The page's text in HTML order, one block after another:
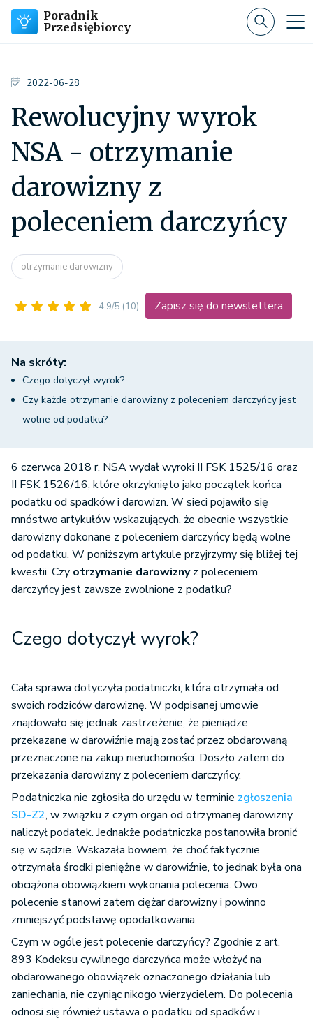
Poradnik
Przedsiębiorcy
2022-06-28
Rewolucyjny wyrok
NSA - otrzymanie
darowizny z
poleceniem darczyńcy
otrzymanie darowizny
4.9/5 (10) Zapisz się do newslettera
Na skróty:
Czego dotyczył wyrok?
Czy każde otrzymanie darowizny z poleceniem darczyńcy jest
wolne od podatku?
6 czerwca 2018 r. NSA wydał wyroki II FSK 1525/16 oraz
II FSK 1526/16, które okrzyknięto jako początek końca
podatku od spadków i darowizn. W sieci pojawiło się
mnóstwo artykułów wskazujących, że obecnie wszystkie
darowizny dokonane z poleceniem darczyńcy będą wolne
od podatku. W poniższym artykule przyjrzymy się bliżej tej
kwestii. Czy otrzymanie darowiznyz poleceniem
darczyńcy jest zawsze zwolnione z podatku?
Czego dotyczył wyrok?
Cała sprawa dotyczyła podatniczki, która otrzymała od
swoich rodziców darowiznę. W podpisanej umowie
znajdowało się jednak zastrzeżenie, że pieniądze
przekazane w darowiźnie mają zostać przez obdarowaną
przeznaczone na zakup nieruchomości. Doszło zatem do
przekazania darowizny z poleceniem darczyńcy.
Podatniczka nie zgłosiła do urzędu w terminie zgłoszenia
SD-Z2, w związku z czym organ od otrzymanej darowizny
naliczył podatek. Jednakże podatniczka postanowiła bronić
się w sądzie. Wskazała bowiem, że choć faktycznie
otrzymała środki pieniężne w darowiźnie, to jednak była ona
obciążona obowiązkiem wykonania polecenia. Owo
polecenie stanowi zatem ciężar darowizny i powinno
zmniejszyć podstawę opodatkowania.
Czym w ogóle jest polecenie darczyńcy? Zgodnie z art.
893 Kodeksu cywilnego darczyńca może włożyć na
obdarowanego obowiązek oznaczonego działania lub
zaniechania, nie czyniąc nikogo wierzycielem. Do polecenia
odnosi się również ustawa o podatku od spadków i